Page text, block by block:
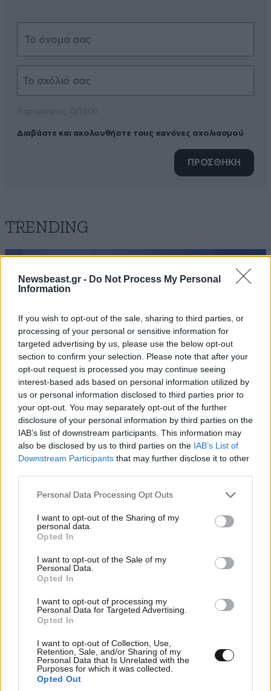
Newsbeast.gr - Do Not Process My Personal
Information
If you wish to opt-out of the sale, sharing to third parties, or
processing of your personal or sensitive information for
targeted advertising by us, please use the below opt-out
section to confirm your selection. Please note that after your
opt-out request is processed you may continue seeing
interest-based ads based on personal information utilized by
us or personal information disclosed to third parties prior to
your opt-out. You may separately opt-out of the further
disclosure of your personal information by third parties on the
IAB’s list of downstream participants. This information may
also be disclosed by us to third parties on the IAB’s List of
Downstream Participants that may further disclose it to other
Please note that this website/app uses one or more Google
not limited to your visit or usage behaviour. You may click to
grant or deny consent to Google and its third-party tags to
use your data for below specified purposes in below Google
consent section.
Personal Data Processing Opt Outs
I want to opt-out of the Sharing of my
personal data.
Opted In
I want to opt-out of the Sale of my
Personal Data.
Opted In
I want to opt-out of processing my
Personal Data for Targeted Advertising.
Opted In
I want to opt-out of Collection, Use,
Retention, Sale, and/or Sharing of my
Personal Data that Is Unrelated with the
Purposes for which it was collected.
Opted Out
Διαβάστε και ακολουθήστε τους κανόνες σχολιασμού
ΠΡΟΣΘΗΚΗ
TRENDING
LIFESTYLE 06·08·2026 16:11
Βλαδίμηρος Κυριακίδης: «Δεν πιστεύω στον
Θεό, είναι δημιούργημα του ανθρώπου»